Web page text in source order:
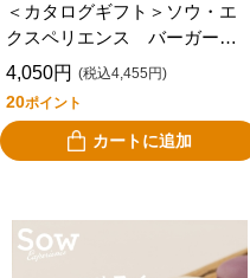
＜カタログギフト＞ソウ・エ
クスペリエンス バーガーチ
ケット
4,050円 (税込4,455円)
20ポイント
カートに追加